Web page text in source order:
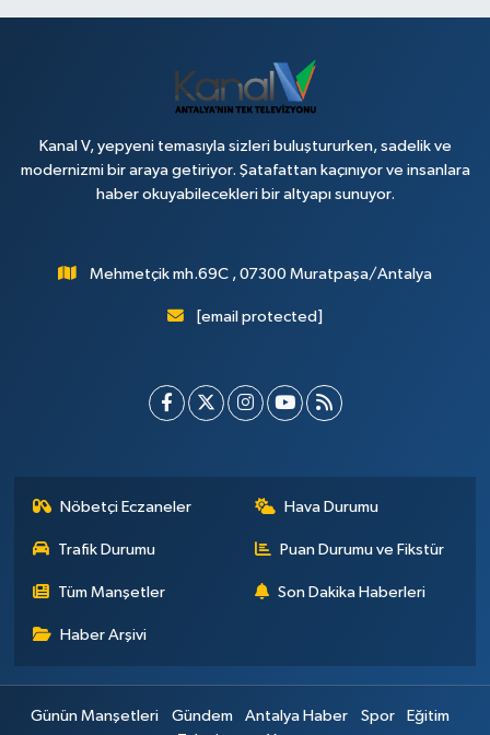
Kanal V, yepyeni temasıyla sizleri buluştururken, sadelik ve
modernizmi bir araya getiriyor. Şatafattan kaçınıyor ve insanlara
haber okuyabilecekleri bir altyapı sunuyor.
Mehmetçik mh.69C , 07300 Muratpaşa/Antalya
[email protected]
Nöbetçi Eczaneler Hava Durumu
Trafik Durumu Puan Durumu ve Fikstür
Tüm Manşetler Son Dakika Haberleri
Haber Arşivi
Günün Manşetleri Gündem Antalya Haber Spor
Eğitim